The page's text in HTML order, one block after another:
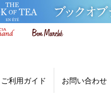
ご利用ガイド お問い合わせ